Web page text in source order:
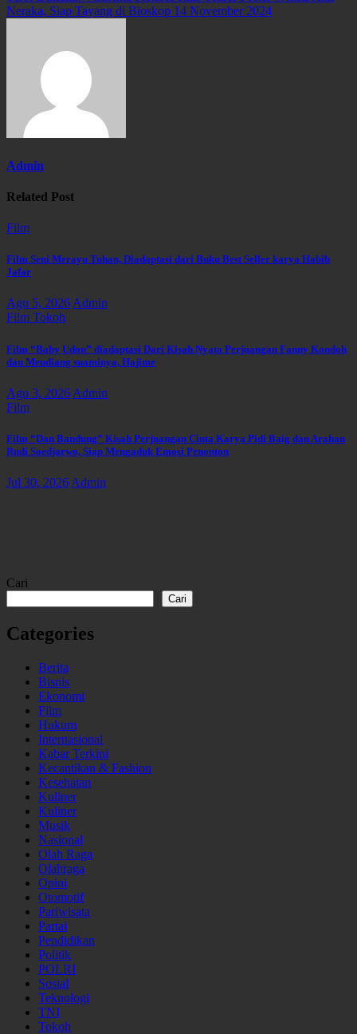
Neraka, Siap Tayang di Bioskop 14 November 2024
Admin
Related Post
Film
Film Seni Merayu Tuhan, Diadaptasi dari Buku Best Seller karya Habib
Jafar
Agu 5, 2026Admin
Film Tokoh
Film “Baby Udon” diadaptasi Dari Kisah Nyata Perjuangan Fanny Kondoh
dan Mendiang suaminya, Hajime
Agu 3, 2026 Admin
Film
Film “Dan Bandung” Kisah Perjuangan Cinta Karya Pidi Baig dan Arahan
Rudi Soedjarwo, Siap Mengaduk Emosi Penonton
Jul 30, 2026 Admin
Cari
Cari
Categories
Berita
Bisnis
Ekonomi
Film
Hukum
Internasional
Kabar Terkini
Kecantikan & Fashion
Kesehatan
Kuliner
Kuliner
Musik
Nasional
Olah Raga
Olahraga
Opini
Otomotif
Pariwisata
Partai
Pendidikan
Politik
POLRI
Sosial
Teknologi
TNI
Tokoh